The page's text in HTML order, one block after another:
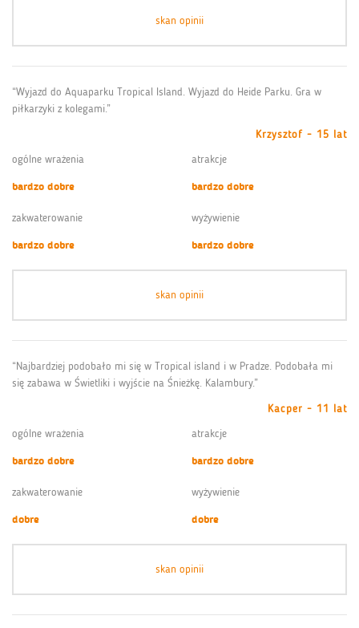
skan opinii
“Wyjazd do Aquaparku Tropical Island. Wyjazd do Heide Parku. Gra w
piłkarzyki z kolegami.”
Krzysztof - 15 lat
ogólne wrażenia
bardzo dobre
atrakcje
bardzo dobre
zakwaterowanie
bardzo dobre
wyżywienie
bardzo dobre
skan opinii
“Najbardziej podobało mi się w Tropical island i w Pradze. Podobała mi
się zabawa w Świetliki i wyjście na Śnieżkę. Kalambury.”
Kacper - 11 lat
ogólne wrażenia
bardzo dobre
atrakcje
bardzo dobre
zakwaterowanie
dobre
wyżywienie
dobre
skan opinii